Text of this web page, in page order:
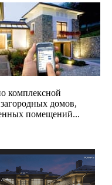
комплексной
домов,
помещений...